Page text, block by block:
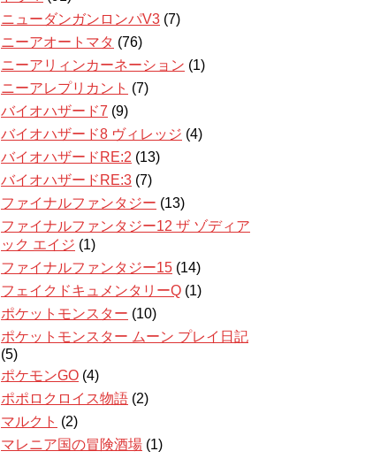
ニューダンガンロンパV3 (7)
ニーアオートマタ (76)
ニーアリィンカーネーション (1)
ニーアレプリカント (7)
バイオハザード7 (9)
バイオハザード8 ヴィレッジ (4)
バイオハザードRE:2 (13)
バイオハザードRE:3 (7)
ファイナルファンタジー (13)
ファイナルファンタジー12 ザ ゾディア
ック エイジ (1)
ファイナルファンタジー15 (14)
フェイクドキュメンタリーQ (1)
ポケットモンスター (10)
ポケットモンスター ムーン プレイ日記
(5)
ポケモンGO (4)
ポポロクロイス物語 (2)
マルクト (2)
マレニア国の冒険酒場 (1)